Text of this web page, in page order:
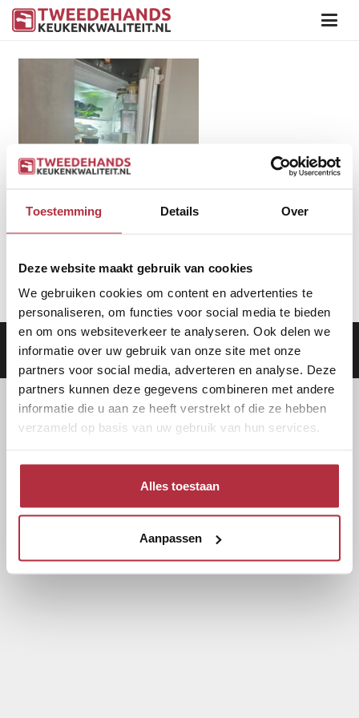
Toestemming Details Over
Deze website maakt gebruik van cookies
We gebruiken cookies om content en advertenties te
personaliseren, om functies voor social media te bieden
en om ons websiteverkeer te analyseren. Ook delen we
informatie over uw gebruik van onze site met onze
partners voor social media, adverteren en analyse. Deze
partners kunnen deze gegevens combineren met andere
informatie die u aan ze heeft verstrekt of die ze hebben
verzameld op basis van uw gebruik van hun services.
Alles toestaan
Aanpassen
Aanbod| Keukens |Levering|Garantie|Privacy Beleid